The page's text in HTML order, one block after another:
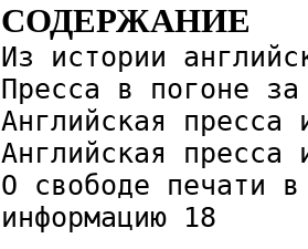
СОДЕРЖАНИЕ
Из истории
Пресса в погоне
Английская пресса
Английская пресса
О свободе печати
информацию 18